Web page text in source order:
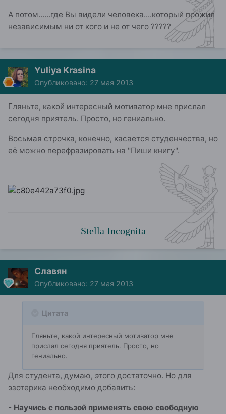
А потом......где Вы видели человека....который прожил
независимым ни от кого и не от чего ?????
Yuliya Krasina
Опубликовано: 27 мая 2013
Гляньте, какой интересный мотиватор мне прислал
сегодня приятель. Просто, но гениально.
Восьмая строчка, конечно, касается студенчества, но
её можно перефразировать на "Пиши книгу".
Stella Incognita
Славян
Опубликовано: 27 мая 2013
Цитата
Гляньте, какой интересный мотиватор мне
прислал сегодня приятель. Просто, но
гениально.
Для студента, думаю, этого достаточно. Но для
эзотерика необходимо добавить:
- Научись с пользой применять свою свободную